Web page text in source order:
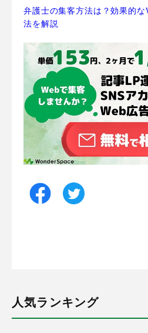
弁護士の集客方法は？効果的な
法を解説
人気ランキング